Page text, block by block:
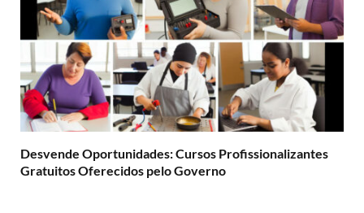
Desvende Oportunidades: Cursos Profissionalizantes
Gratuitos Oferecidos pelo Governo